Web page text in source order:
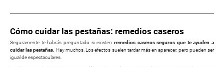
Cómo cuidar las pestañas: remedios caseros
Seguramente te habrás preguntado si existen remedios caseros seguros que te ayuden a
cuidar las pestañas. Hay muchos. Los efectos suelen tardar más en aparecer, pero pueden ser
igual de espectaculares.